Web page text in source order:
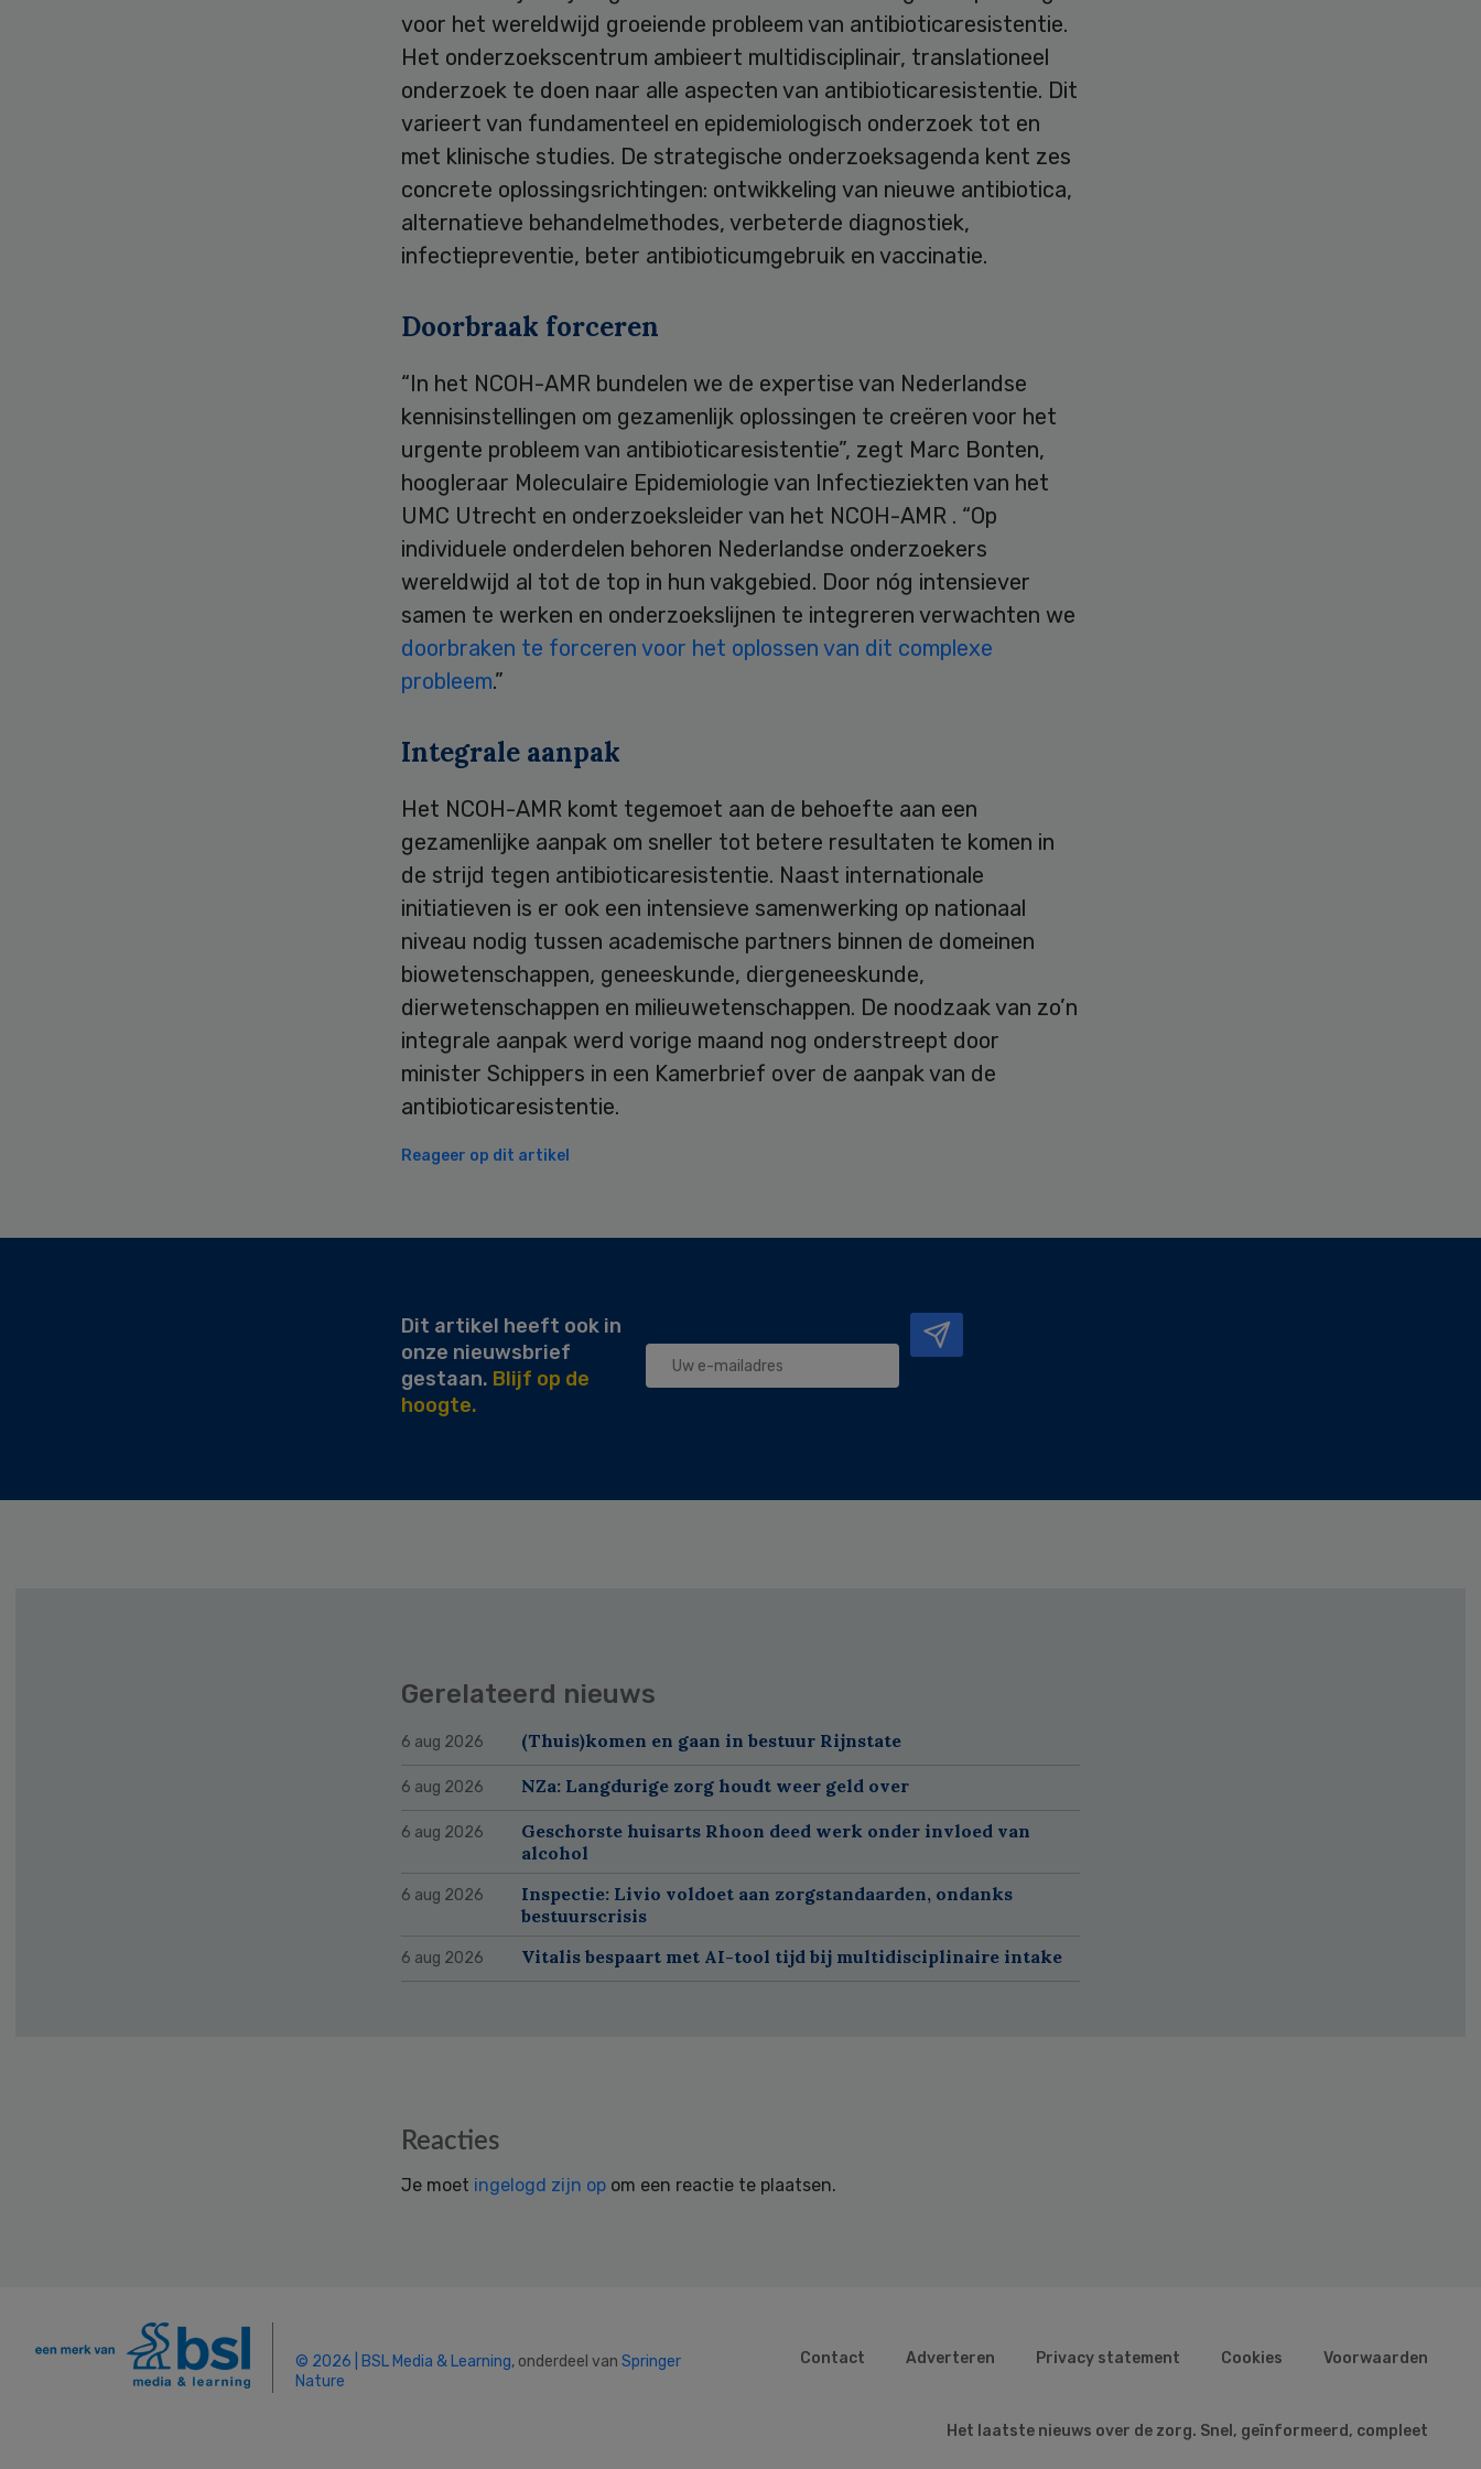
voor het wereldwijd groeiende probleem van antibioticaresistentie.
Het onderzoekscentrum ambieert multidisciplinair, translationeel
onderzoek te doen naar alle aspecten van antibioticaresistentie. Dit
varieert van fundamenteel en epidemiologisch onderzoek tot en
met klinische studies. De strategische onderzoeksagenda kent zes
concrete oplossingsrichtingen: ontwikkeling van nieuwe antibiotica,
alternatieve behandelmethodes, verbeterde diagnostiek,
infectiepreventie, beter antibioticumgebruik en vaccinatie.
Doorbraak forceren
“In het NCOH-AMR bundelen we de expertise van Nederlandse
kennisinstellingen om gezamenlijk oplossingen te creëren voor het
urgente probleem van antibioticaresistentie”, zegt Marc Bonten,
hoogleraar Moleculaire Epidemiologie van Infectieziekten van het
UMC Utrecht en onderzoeksleider van het NCOH-AMR . “Op
individuele onderdelen behoren Nederlandse onderzoekers
wereldwijd al tot de top in hun vakgebied. Door nóg intensiever
samen te werken en onderzoekslijnen te integreren verwachten we
doorbraken te forceren voor het oplossen van dit complexe
probleem.”
Integrale aanpak
Het NCOH-AMR komt tegemoet aan de behoefte aan een
gezamenlijke aanpak om sneller tot betere resultaten te komen in
de strijd tegen antibioticaresistentie. Naast internationale
initiatieven is er ook een intensieve samenwerking op nationaal
niveau nodig tussen academische partners binnen de domeinen
biowetenschappen, geneeskunde, diergeneeskunde,
dierwetenschappen en milieuwetenschappen. De noodzaak van zo’n
integrale aanpak werd vorige maand nog onderstreept door
minister Schippers in een Kamerbrief over de aanpak van de
antibioticaresistentie.
Reageer op dit artikel
Dit artikel heeft ook in
onze nieuwsbrief
gestaan. Blijf op de
hoogte.
Gerelateerd nieuws
6 aug 2026 (Thuis)komen en gaan in bestuur Rijnstate
6 aug 2026 NZa: Langdurige zorg houdt weer geld over
6 aug 2026
Geschorste huisarts Rhoon deed werk onder invloed van
alcohol
6 aug 2026
Inspectie: Livio voldoet aan zorgstandaarden, ondanks
bestuurscrisis
6 aug 2026 Vitalis bespaart met AI-tool tijd bij multidisciplinaire intake
Reacties
Je moet ingelogd zijn op om een reactie te plaatsen.
© 2026 | BSL Media & Learning, onderdeel van Springer
Nature
Contact Adverteren Privacy statement Cookies Voorwaarden
Het laatste nieuws over de zorg. Snel, geïnformeerd, compleet